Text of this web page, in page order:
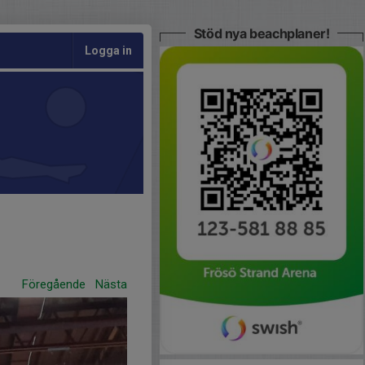
Logga in
Föregående Nästa
Stöd nya beachplaner!